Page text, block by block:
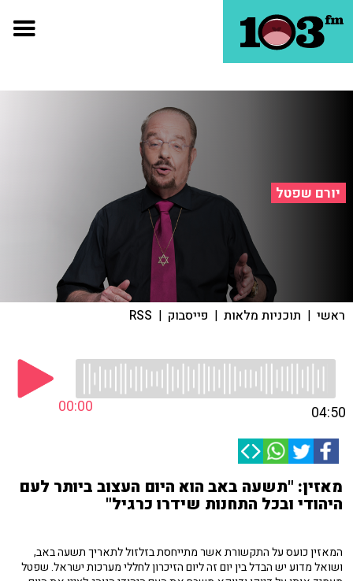
יורם שפטל
ראשי | תוכניות מלאות | פייסבוק |
RSS
00:00 04:50
מאזין: "תשעה באב הוא היום העצוב ביותר לעם
היהודי ובכל התחנות שידרו כרגיל"
המאזין כועס על התקשורת אשר מתייחסת בזלזול לתאריך תשעה באב,
ושואל מדוע יש הבדל בין יום זה ליום הזיכרון לחללי מערכות ישראל. שפטל